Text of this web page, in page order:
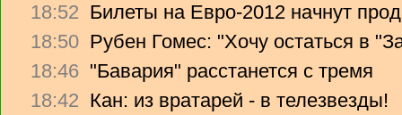
18:52 Билеты на Евро-2012 начнут
18:50 Рубен Гомес: "Хочу остаться в
18:46 "Бавария" расстанется с тремя
18:42 Кан: из вратарей - в телезвезды!